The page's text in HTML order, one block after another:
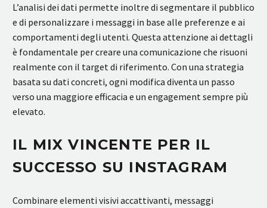
L’analisi dei dati permette inoltre di segmentare il pubblico
e di personalizzare i messaggi in base alle preferenze e ai
comportamenti degli utenti. Questa attenzione ai dettagli
è fondamentale per creare una comunicazione che risuoni
realmente con il target di riferimento. Con una strategia
basata su dati concreti, ogni modifica diventa un passo
verso una maggiore efficacia e un engagement sempre più
elevato.
IL MIX VINCENTE PER IL
SUCCESSO SU INSTAGRAM
Combinare elementi visivi accattivanti, messaggi